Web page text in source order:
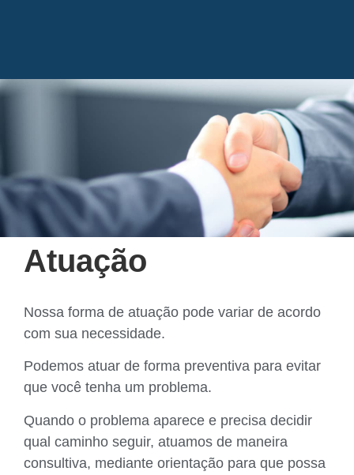
Atuação
Nossa forma de atuação pode variar de acordo
com sua necessidade.
Podemos atuar de forma preventiva para evitar
que você tenha um problema.
Quando o problema aparece e precisa decidir
qual caminho seguir, atuamos de maneira
consultiva, mediante orientação para que possa